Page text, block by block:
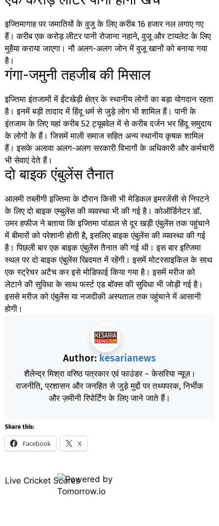
इज्तिमागाह पर जमातियों के वुजु के लिए करीब 16 हजार नल लगाए गए
हैं। करीब एक करोड़ लीटर पानी रोजाना नहाने, वुजू और टायलेट के लिए
मुहैया कराया जाएगा। नौ अलग-अलग जोन में वुजू खानों को बनाया गया
है।
गंगा-जमुनी तहजीब की मिसाल
इज्तिमा इंतजामों में ईंटखेड़ी क्षेत्र के स्थानीय लोगों का बड़ा योगदान रहता
है। इनमें बड़ी तादाद में हिंदू धर्म से जुड़े लोग भी शामिल हैं। पानी के
इंतजाम के लिए यहां करीब 52 ट्यूबवेल में से करीब दर्जन भर हिंदू समुदाय
के लोगों के हैं। जिसमें माली समाज सहित अन्य स्थानीय कृषक शामिल
हैं। इसके अलावा अलग-अलग सरकारी विभागों के अधिकारी और कर्मचारी
भी सेवाएं देते हैं।
दो बाइक एंबुलेंस तैनात
आलमी तब्लीगी इज्तिमा के दौरान किसी भी मेडिकल इमरजेंसी से निपटने
के लिए दो बाइक एम्बुलेंस की व्यवस्था भी की गई है। कोऑर्डिनेटर डॉ.
उमर हफीज ने बताया कि इज्तिमा पांडाल से दूर खड़ी एंबुलेंस तक पहुंचाने
में बीमारों को परेशानी होती है, इसलिए बाइक एंबुलेंस की व्यवस्था की गई
है। पिछली बार एक बाइक एंबुलेंस तैनात की गई थी। इस बार इत्जिमा
स्थल पर दो बाइक एंबुलेंस खिदमत में रहेंगी। इसमें मोटरसाइकिल के साथ
एक स्ट्रेचर अटैच कर इसे मोडिफाई किया गया है। इसमें मरीज को
लेटाने की सुविधा के साथ फर्स्ट एड बॉक्स की सुविधा भी जोड़ी गई है।
इससे मरीज को एंबुलेंस या नजदीकी अस्पताल तक पहुंचाने में आसानी
होगी।
Author: kesarianews
शैलेन्द्र मिश्रा वरिष्ठ पत्रकार एवं फाउंडर – केसरिया न्यूज़।
राजनीति, प्रशासन और जनहित से जुड़े मुद्दों पर तथ्यपरक, निर्भीक
और ज़मीनी रिपोर्टिंग के लिए जाने जाते हैं।
Share this:
Facebook X
Live Cricket Scores